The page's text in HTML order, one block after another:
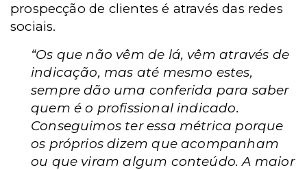
prospecção de clientes é através das redes
sociais.
“Os que não vêm de lá, vêm através de
indicação, mas até mesmo estes,
sempre dão uma conferida para saber
quem é o profissional indicado.
Conseguimos ter essa métrica porque
os próprios dizem que acompanham
ou que viram algum conteúdo. A maior